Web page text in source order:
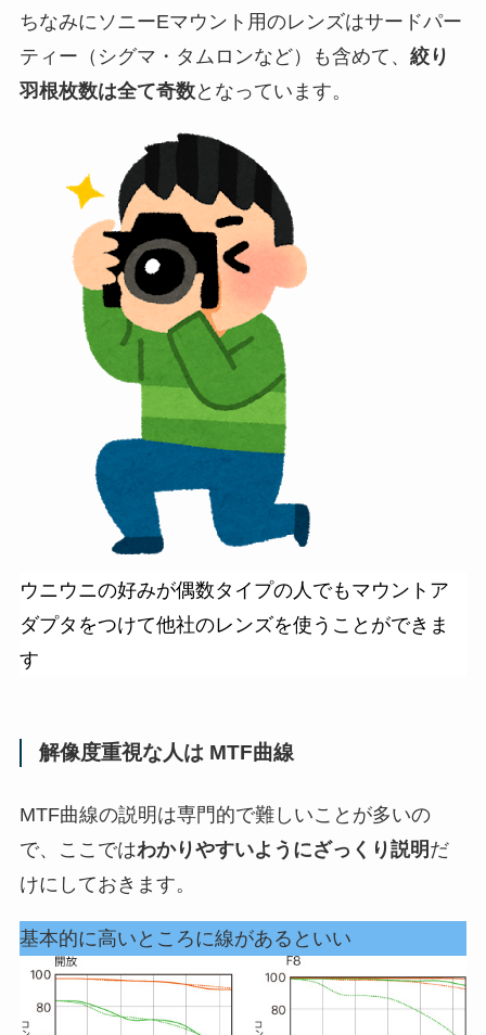
ちなみにソニーEマウント用のレンズはサードパー
ティー（シグマ・タムロンなど）も含めて、 絞り
羽根枚数は全て奇数となっています。
ウニウニの好みが偶数タイプの人でもマウントア
ダプタをつけて他社のレンズを使うことができま
す
解像度重視な人は MTF曲線
MTF曲線の説明は専門的で難しいことが多いの
で、ここではわかりやすいようにざっくり説明 だ
けにしておきます。
基本的に高いところに線があるといい